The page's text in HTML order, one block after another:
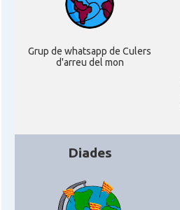
Grup de whatsapp de Culers
d'arreu del mon
Diades